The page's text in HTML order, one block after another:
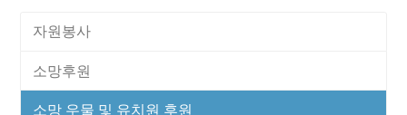
자원봉사
소망후원
소망 우물 및 유치원 후원